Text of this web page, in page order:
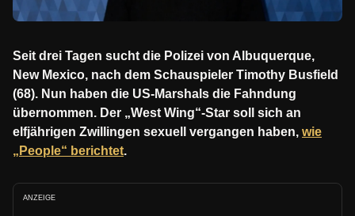
Seit drei Tagen sucht die Polizei von Albuquerque,
New Mexico, nach dem Schauspieler Timothy Busfield
(68). Nun haben die US-Marshals die Fahndung
übernommen. Der „West Wing“-Star soll sich an
elfjährigen Zwillingen sexuell vergangen haben, wie
„People“ berichtet.
ANZEIGE